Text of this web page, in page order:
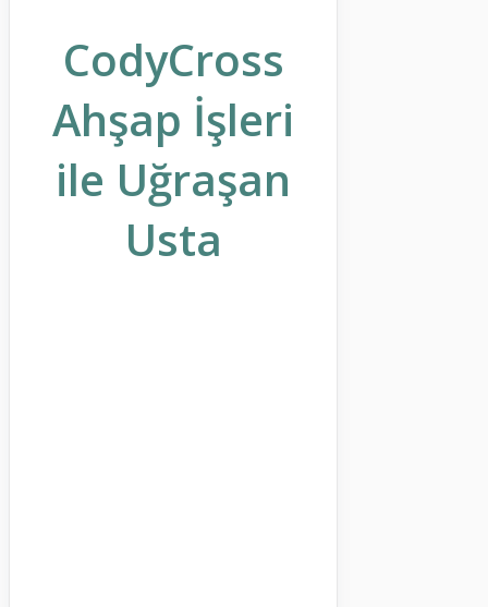
CodyCross
Ahşap İşleri
ile Uğraşan
Usta